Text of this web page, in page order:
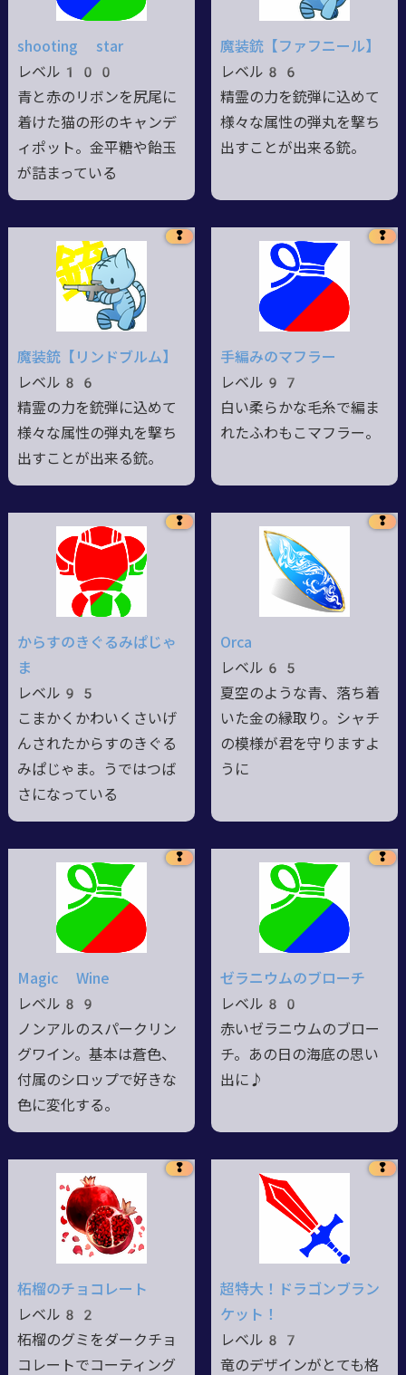
shooting star
レベル100
青と赤のリボンを尻尾に
着けた猫の形のキャンデ
ィポット。金平糖や飴玉
が詰まっている
魔装銃【ファフニール】
レベル86
精霊の力を銃弾に込めて
様々な属性の弾丸を撃ち
出すことが出来る銃。
❢
魔装銃【リンドブルム】
レベル86
精霊の力を銃弾に込めて
様々な属性の弾丸を撃ち
出すことが出来る銃。
❢
手編みのマフラー
レベル97
白い柔らかな毛糸で編ま
れたふわもこマフラー。
❢
からすのきぐるみぱじゃ
ま
レベル95
こまかくかわいくさいげ
んされたからすのきぐる
みぱじゃま。うではつば
さになっている
❢
Orca
レベル65
夏空のような青、落ち着
いた金の縁取り。シャチ
の模様が君を守りますよ
うに
❢
Magic Wine
レベル89
ノンアルのスパークリン
グワイン。基本は蒼色、
付属のシロップで好きな
色に変化する。
❢
ゼラニウムのブローチ
レベル80
赤いゼラニウムのブロー
チ。あの日の海底の思い
出に♪
❢
柘榴のチョコレート
レベル82
柘榴のグミをダークチョ
コレートでコーティング
❢
超特大！ドラゴンブラン
ケット！
レベル87
竜のデザインがとても格